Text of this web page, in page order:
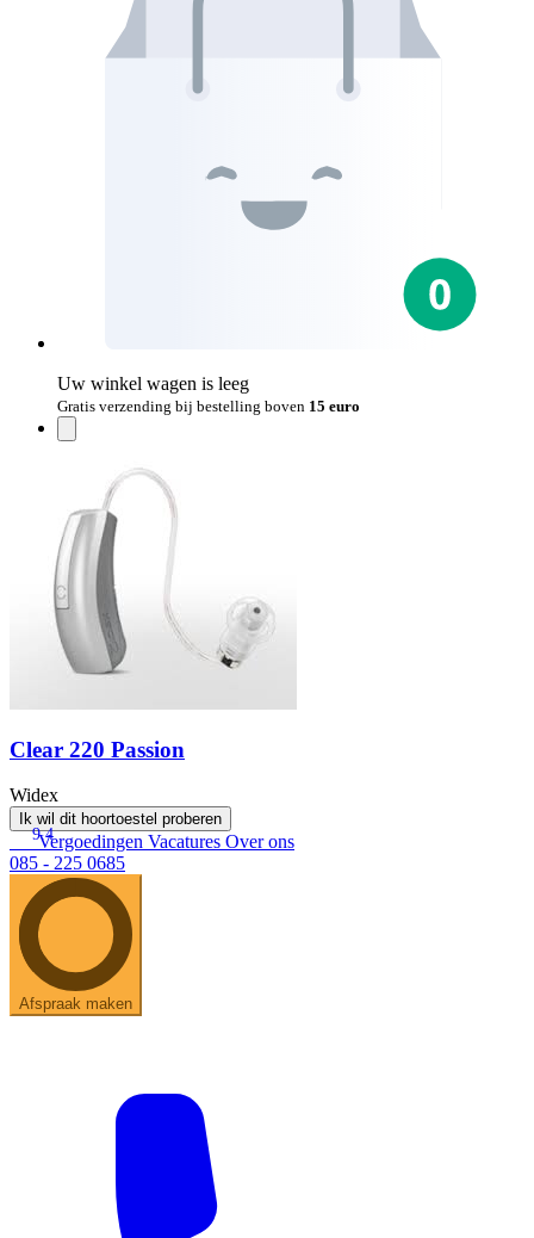
Uw winkel wagen is leeg
Gratis verzending bij bestelling boven 15 euro
Clear 220 Passion
Widex
Ik wil dit hoortoestel proberen
9.4
Vergoedingen Vacatures Over ons
085 - 225 0685
Afspraak maken